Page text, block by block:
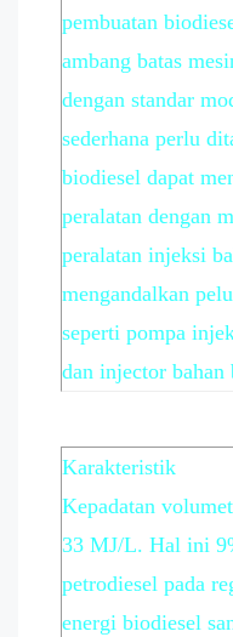
pembuatan
ambang batas
dengan standar
sederhana perlu
biodiesel dapat
peralatan dengan
peralatan injeksi
mengandalkan
seperti pompa
dan injector bahan
Karakteristik
Kepadatan
33 MJ/L. Hal ini
petrodiesel pada
energi biodiesel